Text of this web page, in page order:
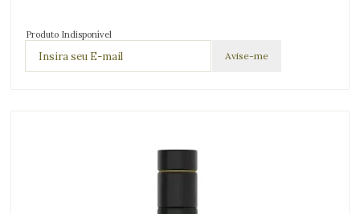
Produto Indisponível